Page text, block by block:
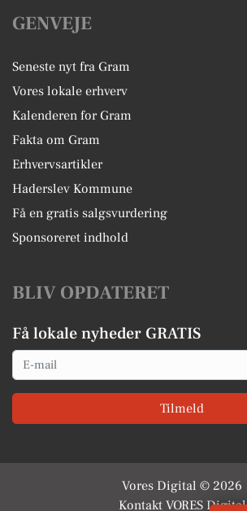
GENVEJE
Seneste nyt fra Gram
Vores lokale erhverv
Kalenderen for Gram
Fakta om Gram
Erhvervsartikler
Haderslev Kommune
Få en gratis salgsvurdering
Sponsoreret indhold
BLIV OPDATERET
Få lokale nyheder GRATIS
Email
Tilmeld
Vores Digital © 2026
Kontakt VORES Digital